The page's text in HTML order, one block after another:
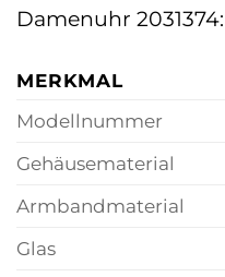
Damenuhr 2031374:
MERKMAL
Modellnummer
Gehäusematerial
Armbandmaterial
Glas